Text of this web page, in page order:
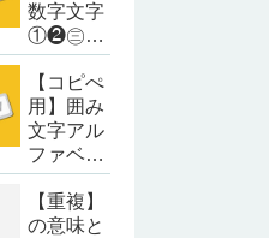
数字文字
①❷㊂㈣
❺
【コピぺ
用】囲み
文字アル
ファベッ
ト・カタ
カナ
【重複】
の意味と